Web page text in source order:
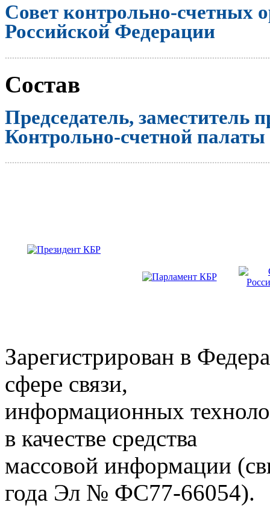
Совет контрольно-счетных
Российской Федерации
Состав
Председатель, заместитель
Контрольно-счетной палаты
Зарегистрирован в
сфере связи,
информационных
в качестве средства
массовой информации
года Эл № ФС77-66054).